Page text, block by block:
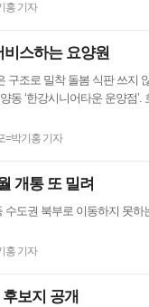
홍 기자
스하는 요양원
구조로 밀착 돌봄 식판 쓰지
동 ‘한강시니어타운 운양점’.
=박기홍 기자
개통 또 밀려
수도권 북부로 이동하지 못하
홍 기자
보지 공개